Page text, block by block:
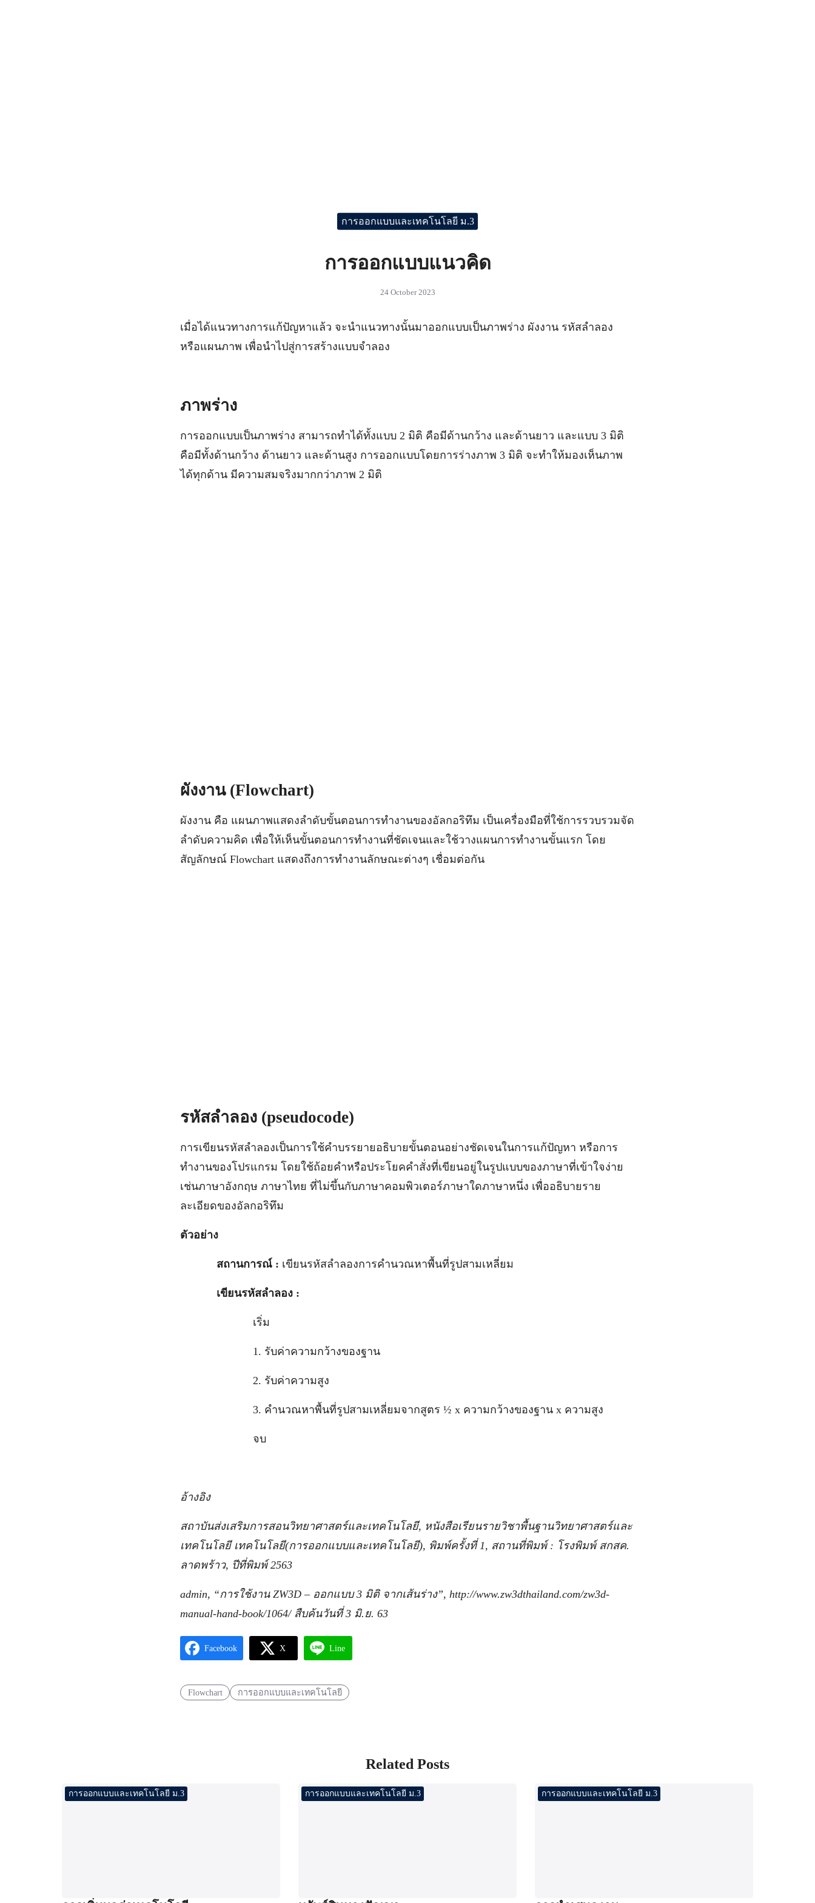
การออกแบบและเทคโนโลยี ม.3
การออกแบบแนวคิด
24 October 2023
เมื่อได้แนวทางการแก้ปัญหาแล้ว จะนำแนวทางนั้นมาออกแบบเป็นภาพร่าง ผังงาน รหัสลำลอง
หรือแผนภาพ เพื่อนำไปสู่การสร้างแบบจำลอง
ภาพร่าง
การออกแบบเป็นภาพร่าง สามารถทำได้ทั้งแบบ 2 มิติ คือมีด้านกว้าง และด้านยาว และแบบ 3 มิติ
คือมีทั้งด้านกว้าง ด้านยาว และด้านสูง การออกแบบโดยการร่างภาพ 3 มิติ จะทำให้มองเห็นภาพ
ได้ทุกด้าน มีความสมจริงมากกว่าภาพ 2 มิติ
ผังงาน (Flowchart)
ผังงาน คือ แผนภาพแสดงลำดับขั้นตอนการทำงานของอัลกอริทึม เป็นเครื่องมือที่ใช้การรวบรวมจัด
ลำดับความคิด เพื่อให้เห็นขั้นตอนการทำงานที่ชัดเจนและใช้วางแผนการทำงานขั้นแรก โดย
สัญลักษณ์ Flowchart แสดงถึงการทำงานลักษณะต่างๆ เชื่อมต่อกัน
รหัสลำลอง (pseudocode)
การเขียนรหัสลำลองเป็นการใช้คำบรรยายอธิบายขั้นตอนอย่างชัดเจนในการแก้ปัญหา หรือการ
ทำงานของโปรแกรม โดยใช้ถ้อยคำหรือประโยคคำสั่งที่เขียนอยู่ในรูปแบบของภาษาที่เข้าใจง่าย
เช่นภาษาอังกฤษ ภาษาไทย ที่ไม่ขึ้นกับภาษาคอมพิวเตอร์ภาษาใดภาษาหนึ่ง เพื่ออธิบายราย
ละเอียดของอัลกอริทึม
ตัวอย่าง
สถานการณ์ : เขียนรหัสลำลองการคำนวณหาพื้นที่รูปสามเหลี่ยม
เขียนรหัสลำลอง :
เริ่ม
1. รับค่าความกว้างของฐาน
2. รับค่าความสูง
3. คำนวณหาพื้นที่รูปสามเหลี่ยมจากสูตร ½ x ความกว้างของฐาน x ความสูง
จบ
อ้างอิง
สถาบันส่งเสริมการสอนวิทยาศาสตร์และเทคโนโลยี, หนังสือเรียนรายวิชาพื้นฐานวิทยาศาสตร์และ
เทคโนโลยี เทคโนโลยี(การออกแบบและเทคโนโลยี), พิมพ์ครั้งที่ 1, สถานที่พิมพ์ : โรงพิมพ์ สกสค.
ลาดพร้าว, ปีที่พิมพ์ 2563
admin, “การใช้งาน ZW3D – ออกแบบ 3 มิติ จากเส้นร่าง”, http://www.zw3dthailand.com/zw3d-
manual-hand-book/1064/ สืบค้นวันที่ 3 มิ.ย. 63
Facebook X Line
Flowchart การออกแบบและเทคโนโลยี
Related Posts
การออกแบบและเทคโนโลยี ม.3 การออกแบบและเทคโนโลยี ม.3 การออกแบบและเทคโนโลยี ม.3